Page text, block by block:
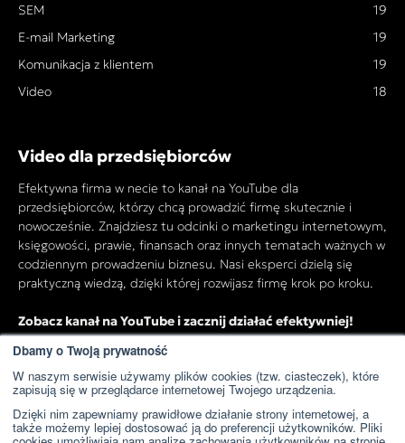
Dbamy o Twoją prywatność
W naszym serwisie używamy plików cookies (tzw. ciasteczek), które
zapisują się w przeglądarce internetowej Twojego urządzenia.
Dzięki nim zapewniamy prawidłowe działanie strony internetowej, a
także możemy lepiej dostosować ją do preferencji użytkowników. Pliki
SEM
19
E-mail Marketing
19
Komunikacja z klientem
19
Video
18
Video dla przedsiębiorców
Efektywna firma w necie to kanał na YouTube dla
przedsiębiorców, którzy chcą prowadzić firmę skutecznie i
nowocześnie. Znajdziesz tu odcinki o marketingu internetowym,
księgowości, prawie, finansach oraz innych tematach ważnych w
codziennym prowadzeniu biznesu. Nasi eksperci dzielą się
praktyczną wiedzą, dzięki której rozwijasz firmę krok po kroku.
Zobacz kanał na YouTube i zacznij działać efektywniej!
Przejdź do kanału YouTube